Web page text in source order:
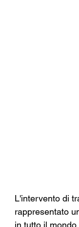
L'intervento di
rappresentato